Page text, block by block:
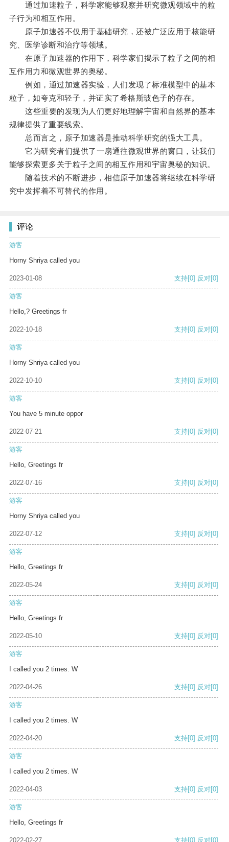
通过加速粒子，科学家能够观察并研究微观领域中的粒
子行为和相互作用。
原子加速器不仅用于基础研究，还被广泛应用于核能研
究、医学诊断和治疗等领域。
在原子加速器的作用下，科学家们揭示了粒子之间的相
互作用力和微观世界的奥秘。
例如，通过加速器实验，人们发现了标准模型中的基本
粒子，如夸克和轻子，并证实了希格斯玻色子的存在。
这些重要的发现为人们更好地理解宇宙和自然界的基本
规律提供了重要线索。
总而言之，原子加速器是推动科学研究的强大工具。
它为研究者们提供了一扇通往微观世界的窗口，让我们
能够探索更多关于粒子之间的相互作用和宇宙奥秘的知识。
随着技术的不断进步，相信原子加速器将继续在科学研
究中发挥着不可替代的作用。
评论
游客
Horny Shriya called you
2023-01-08 支持[0] 反对[0]
游客
Hello,? Greetings fr
2022-10-18 支持[0] 反对[0]
游客
Horny Shriya called you
2022-10-10 支持[0] 反对[0]
游客
You have 5 minute oppor
2022-07-21 支持[0] 反对[0]
游客
Hello, Greetings fr
2022-07-16 支持[0] 反对[0]
游客
Horny Shriya called you
2022-07-12 支持[0] 反对[0]
游客
Hello, Greetings fr
2022-05-24 支持[0] 反对[0]
游客
Hello, Greetings fr
2022-05-10 支持[0] 反对[0]
游客
I called you 2 times. W
2022-04-26 支持[0] 反对[0]
游客
I called you 2 times. W
2022-04-20 支持[0] 反对[0]
游客
I called you 2 times. W
2022-04-03 支持[0] 反对[0]
游客
Hello, Greetings fr
2022-02-27 支持[0] 反对[0]